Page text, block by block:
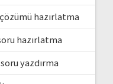
hazırlatma
hazırlatma
yazdırma